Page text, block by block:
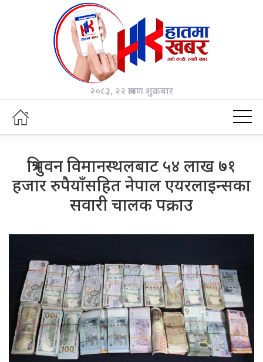
२०८३, २२ श्रावण शुक्रबार
त्रिभुवन विमानस्थलबाट ५४ लाख ७१
हजार रुपैयाँसहित नेपाल एयरलाइन्सका
सवारी चालक पक्राउ